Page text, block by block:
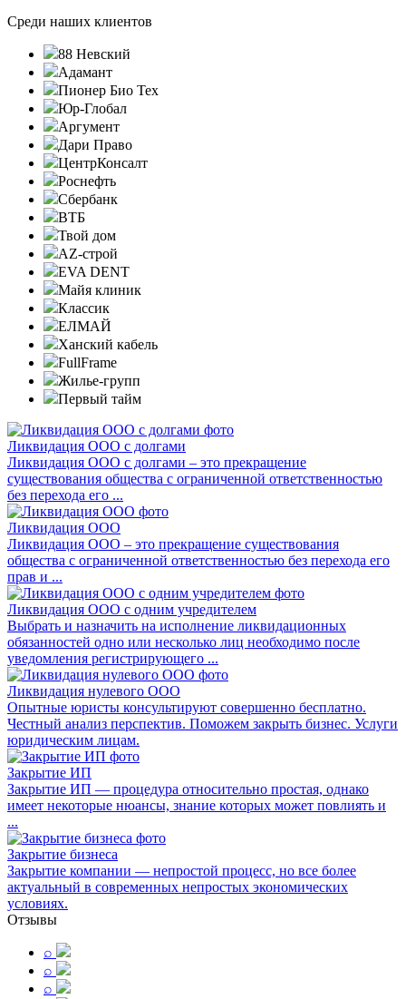
Среди наших клиентов
88 Невский
Адамант
Пионер Био Тех
Юр-Глобал
Аргумент
Дари Право
ЦентрКонсалт
Роснефть
Сбербанк
ВТБ
Твой дом
AZ-строй
EVA DENT
Майя клиник
Классик
ЕЛМАЙ
Ханский кабель
FullFrame
Жилье-групп
Первый тайм
Ликвидация ООО с долгами
Ликвидация ООО с долгами – это прекращение
существования общества с ограниченной ответственностью
без перехода его ...
Ликвидация ООО
Ликвидация ООО – это прекращение существования
общества с ограниченной ответственностью без перехода его
прав и ...
Ликвидация ООО с одним учредителем
Выбрать и назначить на исполнение ликвидационных
обязанностей одно или несколько лиц необходимо после
уведомления регистрирующего ...
Ликвидация нулевого ООО
Опытные юристы консультируют совершенно бесплатно.
Честный анализ перспектив. Поможем закрыть бизнес. Услуги
юридическим лицам.
Закрытие ИП
Закрытие ИП — процедура относительно простая, однако
имеет некоторые нюансы, знание которых может повлиять и
...
Закрытие бизнеса
Закрытие компании — непростой процесс, но все более
актуальный в современных непростых экономических
условиях.
Отзывы
⌕
⌕
⌕